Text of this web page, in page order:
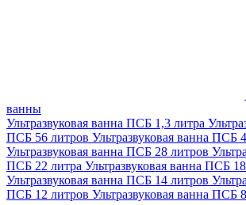
ванны
Ультразвуковая ванна ПСБ 1,3 литра
ПСБ 56 литров Ультразвуковая ванна ПСБ
Ультразвуковая ванна ПСБ 28 литров
ПСБ 22 литра Ультразвуковая ванна ПСБ
Ультразвуковая ванна ПСБ 14 литров
ПСБ 12 литров Ультразвуковая ванна ПСБ